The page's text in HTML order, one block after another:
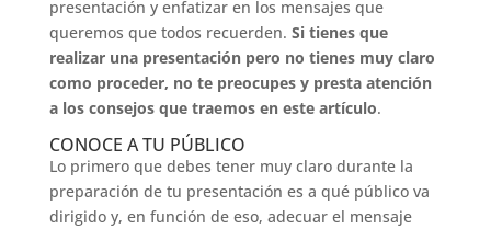
presentación y enfatizar en los mensajes que
queremos que todos recuerden. Si tienes que
realizar una presentación pero no tienes muy claro
como proceder, no te preocupes y presta atención
a los consejos que traemos en este artículo.
CONOCE A TU PÚBLICO
Lo primero que debes tener muy claro durante la
preparación de tu presentación es a qué público va
dirigido y, en función de eso, adecuar el mensaje